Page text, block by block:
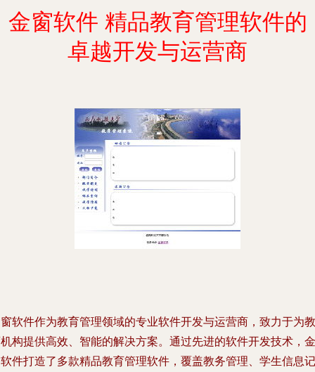
金窗软件 精品教育管理软件的
卓越开发与运营商
软件作为教育管理领域的专业软件开发与运营商，致力于为教
构提供高效、智能的解决方案。通过先进的软件开发技术，金
件打造了多款精品教育管理软件，覆盖教务管理、学生信息记